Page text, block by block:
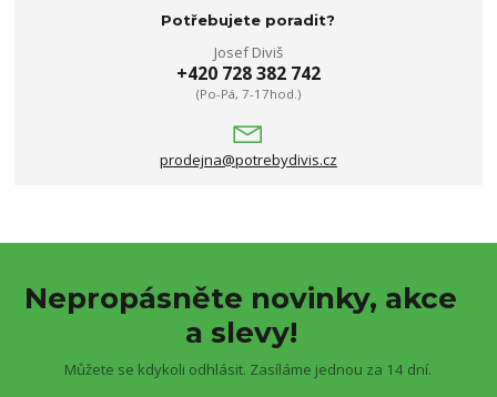
Potřebujete poradit?
Josef Diviš
+420 728 382 742
(Po-Pá, 7-17hod.)
prodejna@potrebydivis.cz
Nepropásněte novinky, akce
a slevy!
Můžete se kdykoli odhlásit. Zasíláme jednou za 14 dní.